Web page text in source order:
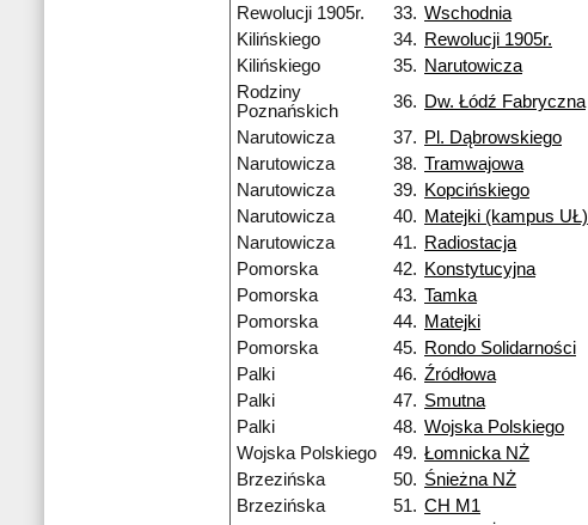
Rewolucji 1905r.
33. Wschodnia
Kilińskiego
34. Rewolucji 1905r.
Kilińskiego
35. Narutowicza
Rodziny
Poznańskich
36. Dw. Łódź Fabryczna
Narutowicza 37. Pl. Dąbrowskiego
Narutowicza
38. Tramwajowa
Narutowicza
39. Kopcińskiego
Narutowicza
40. Matejki (kampus UŁ)
Narutowicza
41. Radiostacja
Pomorska
42. Konstytucyjna
Pomorska
43. Tamka
Pomorska
44. Matejki
Pomorska
45. Rondo Solidarności
Palki
46. Źródłowa
Palki
47. Smutna
Palki
48. Wojska Polskiego
Wojska Polskiego
49. Łomnicka NŻ
Brzezińska
50. Śnieżna NŻ
Brzezińska
51. CH M1